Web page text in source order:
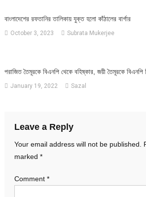
বাংলাদেশের রফতানির তালিকায় যুক্ত হলো কাঁঠালের বার্গার
October 3, 2023 Subrata Mukerjee
পরাজিত তৈমূরকে বিএনপি থেকে বহিষ্কার, জয়ী তৈমূরকে
January 19, 2022 Sazal
Leave a Reply
Your email address will not be published.
marked *
Comment *